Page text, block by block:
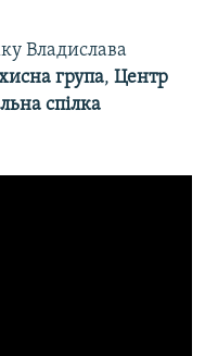
Владислава
група, Центр
спілка